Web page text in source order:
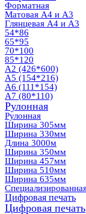
Форматная
Матовая А4 и А3
Глянцевая А4 и А3
54*86
65*95
70*100
85*120
А2 (426*600)
А5 (154*216)
А6 (111*154)
А7 (80*110)
Рулонная
Рулонная
Ширина 305мм
Ширина 330мм
Длина 3000м
Ширина 350мм
Ширина 457мм
Ширина 510мм
Ширина 635мм
Цифровая печать
Цифровая печать